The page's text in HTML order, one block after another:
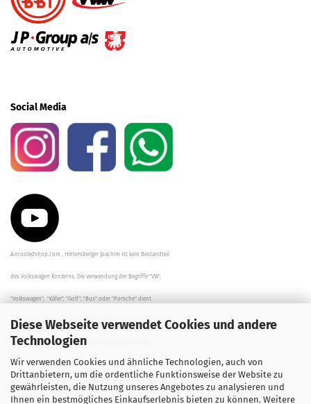
Diese Webseite verwendet Cookies und andere
Technologien
Wir verwenden Cookies und ähnliche Technologien, auch von
Drittanbietern, um die ordentliche Funktionsweise der Website zu
gewährleisten, die Nutzung unseres Angebotes zu analysieren und
Ihnen ein bestmögliches Einkaufserlebnis bieten zu können. Weitere
Social Media
Aircooledshop.com , Hintersberger Joachim ist kein Bestandteil
des Volkswagen Konzerns. Die Verwendung der Begriffe "VW",
"Volkswagen", "Käfer", "Golf", "Bus" oder "Porsche" dient
der Beschreibung der Teile und stellt in keinem Fall eine direkte
Verbindung zu dem Unternehmen "Volkswagen" her/da.
Die Beschreibungen, Zeichnungen und Angaben zur
Verwendung sind sorgfältig überprüft worden.